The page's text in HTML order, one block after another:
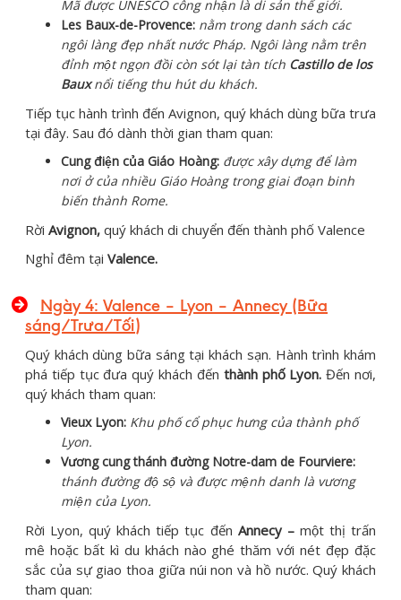
Mã được UNESCO công nhận là di sản thế giới.
Les Baux-de-Provence: nằm trong danh sách các
ngôi làng đẹp nhất nước Pháp. Ngôi làng nằm trên
đỉnh một ngọn đồi còn sót lại tàn tích Castillo de los
Bauxnổi tiếng thu hút du khách.
Tiếp tục hành trình đến Avignon, quý khách dùng bữa trưa
tại đây. Sau đó dành thời gian tham quan:
Cung điện của Giáo Hoàng: được xây dựng để làm
nơi ở của nhiều Giáo Hoàng trong giai đoạn binh
biến thành Rome.
Rời Avignon, quý khách di chuyển đến thành phố Valence
Nghỉ đêm tại Valence.
Ngày 4: Valence – Lyon – Annecy(Bữa
sáng/Trưa/Tối)
Quý khách dùng bữa sáng tại khách sạn. Hành trình khám
phá tiếp tục đưa quý khách đến thành phố Lyon. Đến nơi,
quý khách tham quan:
Vieux Lyon: Khu phố cổ phục hưng của thành phố
Lyon.
Vương cung thánh đường Notre-dam de Fourviere:
thánh đường độ sộ và được mệnh danh là vương
miện của Lyon.
Rời Lyon, quý khách tiếp tục đến Annecy – một thị trấn
mê hoặc bất kì du khách nào ghé thăm với nét đẹp đặc
sắc của sự giao thoa giữa núi non và hồ nước. Quý khách
tham quan: